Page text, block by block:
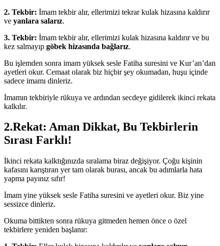
2. Tekbir: İmam tekbir alır, ellerimizi tekrar kulak hizasına kaldırır
ve yanlara salarız.
3. Tekbir: İmam tekbir alır, ellerimizi kulak hizasına kaldırır ve bu
kez salmayıp göbek hizasında bağlarız.
Bu işlemden sonra imam yüksek sesle Fatiha suresini ve Kur’an’dan
ayetleri okur. Cemaat olarak biz hiçbir şey okumadan, huşu içinde
sadece imamı dinleriz.
İmamın tekbiriyle rükuya ve ardından secdeye gidilerek ikinci rekata
kalkılır.
2.Rekat: Aman Dikkat, Bu Tekbirlerin
Sırası Farklı!
İkinci rekata kalktığınızda sıralama biraz değişiyor. Çoğu kişinin
kafasını karıştıran yer tam olarak burası, ancak bu adımlarla hata
yapma payınız sıfır!
İmam yine yüksek sesle Fatiha suresini ve ayetleri okur. Biz yine
sessizce dinleriz.
Okuma bittikten sonra rükuya gitmeden hemen önce o özel
tekbirlere yeniden başlanır: